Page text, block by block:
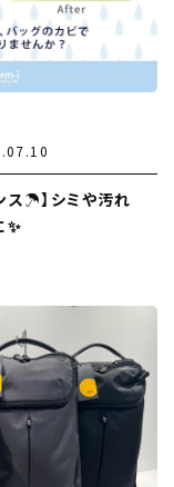
ス☂️】シミや汚れ
✨